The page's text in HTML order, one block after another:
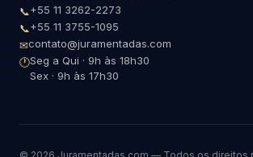
📞+55 11 3262-2273
📞+55 11 3755-1095
✉contato@juramentadas.com
🕐Seg a Qui · 9h às 18h30
Sex · 9h às 17h30